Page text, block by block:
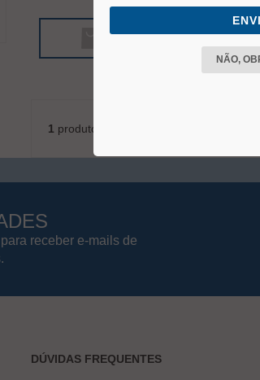
VER MAIS
1 produto
receber e-mails de
DÚVIDAS FREQUENTES
NÃO,